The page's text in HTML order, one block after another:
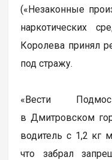
(«Незаконные
наркотических
Королева принял
под стражу.
«Вести
в Дмитровском
водитель с 1,2 кг
что забрал